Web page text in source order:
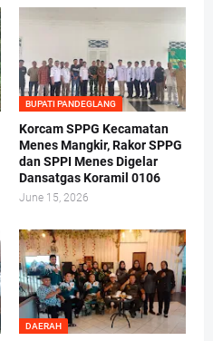
BUPATI PANDEGLANG
Korcam SPPG Kecamatan
Menes Mangkir, Rakor SPPG
dan SPPI Menes Digelar
Dansatgas Koramil 0106
June 15, 2026
DAERAH